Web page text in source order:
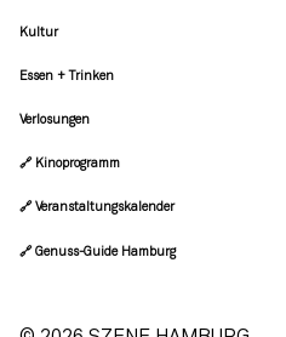
Kultur
Essen + Trinken
Verlosungen
🔗 Kinoprogramm
🔗 Veranstaltungskalender
🔗 Genuss-Guide Hamburg